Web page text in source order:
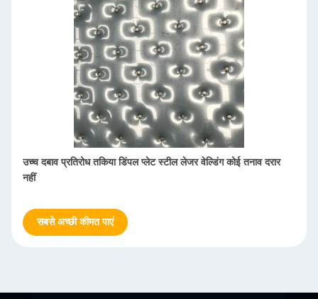
उच्च प्रदर्शन गड्ढा स्टील प्लेट उच्च गर्मी विनिमय दक्षता लेजर वेल्डिंग
सबसे अच्छी कीमत पाएं